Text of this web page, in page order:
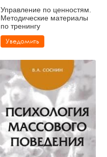
Управление по ценностям.
Методические материалы
по тренингу
Уведомить